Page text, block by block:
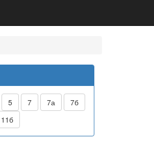
5 7 7а
7б
11б